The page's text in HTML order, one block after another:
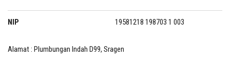
NIP 19581218 198703 1 003
Alamat : Plumbungan Indah D99, Sragen